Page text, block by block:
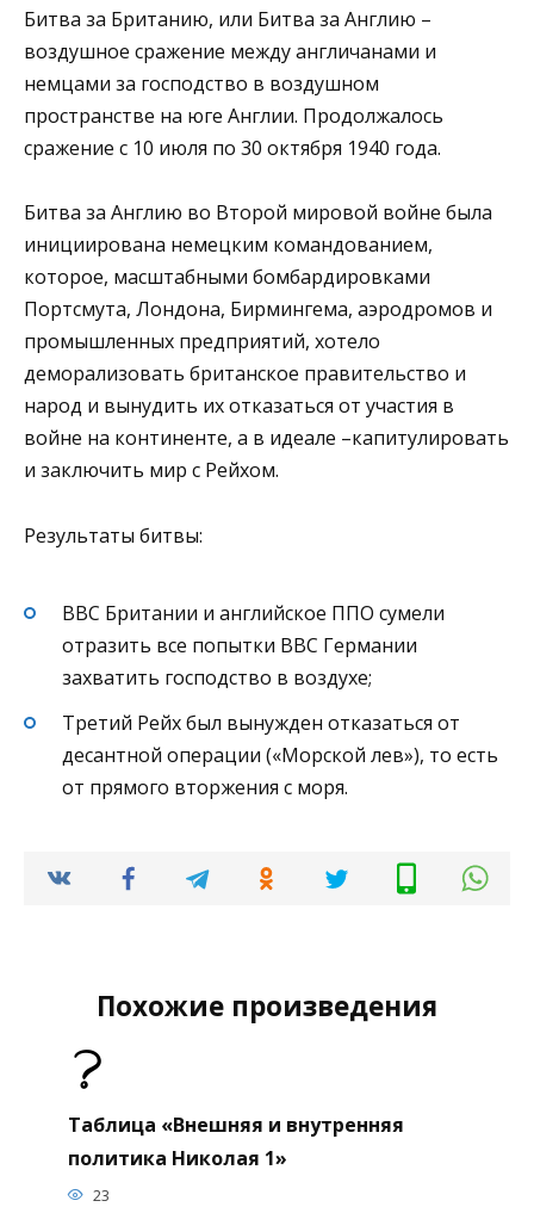
Битва за Британию, или Битва за Англию –
воздушное сражение между англичанами и
немцами за господство в воздушном
пространстве на юге Англии. Продолжалось
сражение с 10 июля по 30 октября 1940 года.
Битва за Англию во Второй мировой войне была
инициирована немецким командованием,
которое, масштабными бомбардировками
Портсмута, Лондона, Бирмингема, аэродромов и
промышленных предприятий, хотело
деморализовать британское правительство и
народ и вынудить их отказаться от участия в
войне на континенте, а в идеале –капитулировать
и заключить мир с Рейхом.
Результаты битвы:
ВВС Британии и английское ППО сумели
отразить все попытки ВВС Германии
захватить господство в воздухе;
Третий Рейх был вынужден отказаться от
десантной операции («Морской лев»), то есть
от прямого вторжения с моря.
Похожие произведения
Таблица «Внешняя и внутренняя
политика Николая 1»
23